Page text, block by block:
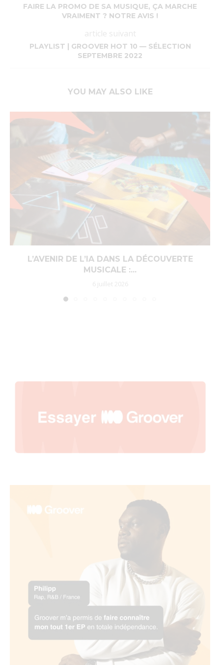
FAIRE LA PROMO DE SA MUSIQUE, ÇA MARCHE
VRAIMENT ? NOTRE AVIS !
article suivant
PLAYLIST | GROOVER HOT 10 — SÉLECTION
SEPTEMBRE 2022
YOU MAY ALSO LIKE
L’AVENIR DE L’IA DANS LA DÉCOUVERTE
MUSICALE :...
6 juillet 2026